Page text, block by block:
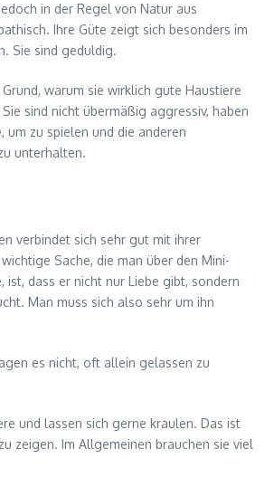
in der Regel von Natur aus
Ihre Güte zeigt sich besonders im
Sie sind geduldig.
warum sie wirklich gute Haustiere
sind nicht übermäßig aggressiv, haben
um zu spielen und die anderen
unterhalten.
verbindet sich sehr gut mit ihrer
Sache, die man über den Mini-
ist, dass er nicht nur Liebe gibt, sondern
Man muss sich also sehr um ihn
es nicht, oft allein gelassen zu
und lassen sich gerne kraulen. Das ist
zeigen. Im Allgemeinen brauchen sie viel